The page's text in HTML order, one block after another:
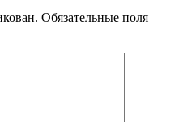
Обязательные поля